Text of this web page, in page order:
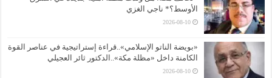
الأوسط؟* ناجي الغزي
2026-08-10
«بويضة الناتو الإسلامي»..قراءة إستراتيجية في عناصر القوة
الكامنة داخل «مظلة مكة»..الدكتور ثائر العجيلي
2026-08-10